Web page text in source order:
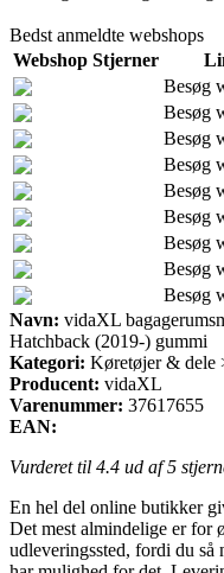
Bedst anmeldte webshops
Webshop Stjerner
Besøg
Besøg
Besøg
Besøg
Besøg
Besøg
Besøg
Besøg
Besøg
Navn: vidaXL
Hatchback (2019-) gummi
Kategori: Køretøjer & dele
Producent: vidaXL
Varenummer: 37617655
EAN:
Vurderet til 4.4 ud af 5
En hel del online butikker
Det mest almindelige er for
udleveringssted, fordi du så